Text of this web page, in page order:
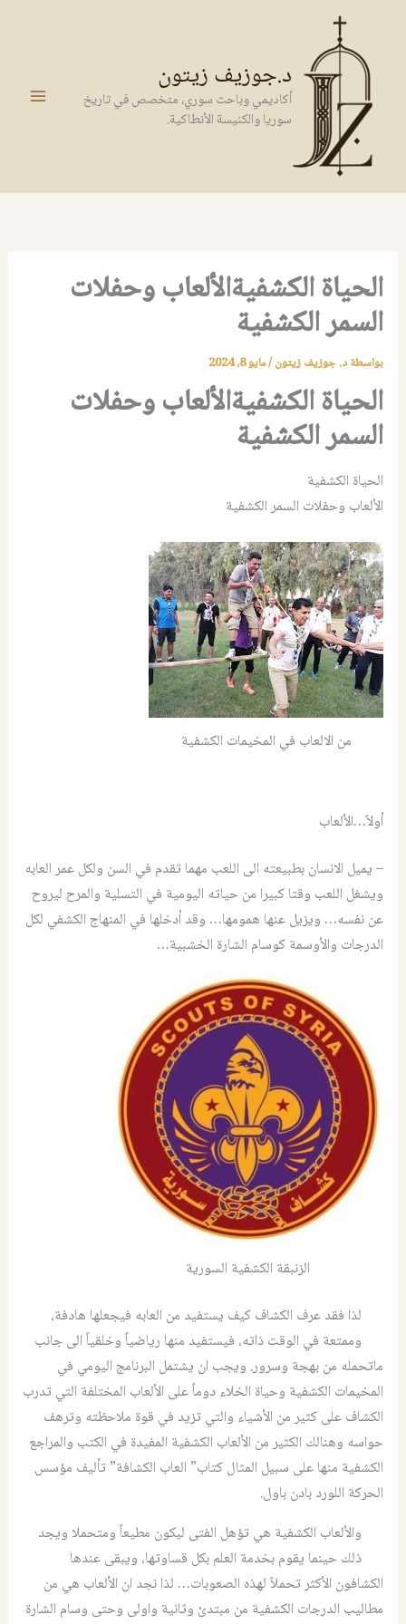
المحتوى
د.جوزيف زيتون
أكاديمي وباحث سوري، متخصص في تاريخ
سوريا والكنيسة الأنطاكية.
الحياة الكشفيةالألعاب وحفلات
السمر الكشفية
بواسطةد. جوزيف زيتون/مايو 8, 2024
الحياة الكشفيةالألعاب وحفلات
السمر الكشفية
الحياة الكشفية
الألعاب وحفلات السمر الكشفية
من الالعاب في المخيمات الكشفية
أولاً…الألعاب
– يميل الانسان بطبيعته الى اللعب مهما تقدم في السن ولكل عمر العابه
ويشغل اللعب وقتا كبيرا من حياته اليومية في التسلية والمرح ليروح
عن نفسه… ويزيل عنها همومها… وقد أدخلها في المنهاج الكشفي لكل
الدرجات والأوسمة كوسام الشارة الخشبية…
الزنبقة الكشفية السورية
لذا فقد عرف الكشاف كيف يستفيد من العابه فيجعلها هادفة،
وممتعة في الوقت ذاته، فيستفيد منها رياضياً وخلقياً الى جانب
ماتحمله من بهجة وسرور. ويجب ان يشتمل البرنامج اليومي في
المخيمات الكشفية وحياة الخلاء دوماً على الألعاب المختلفة التي تدرب
الكشاف على كثير من الأشياء والتي تزيد في قوة ملاحظته وترهف
حواسه وهنالك الكثير من الألعاب الكشفية المفيدة في الكتب والمراجع
الكشفية منها على سبيل المثال كتاب” العاب الكشافة” تأليف مؤسس
الحركة اللورد بادن باول.
والألعاب الكشفية هي تؤهل الفتى ليكون مطيعاً ومتحملا ويجد
ذلك حينما يقوم بخدمة العلم بكل قساوتها، ويبقى عندها
الكشافون الأكثر تحملاً لهذه الصعوبات… لذا نجد ان الألعاب هي من
مطاليب الدرجات الكشفية من مبتدىْ وثانية واولى وحتى وسام الشارة